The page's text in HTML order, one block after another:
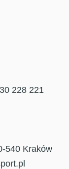
228 221
540 Kraków